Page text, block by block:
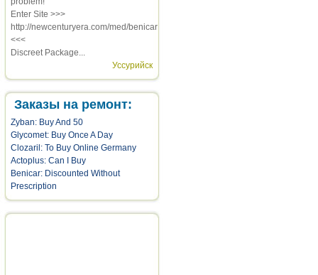
Enter Site >>>
http://newcenturyera.com/med/benicar
<<<
Discreet Package...
Уссурийск
Заказы на ремонт:
Zyban: Buy And 50
Glycomet: Buy Once A Day
Clozaril: To Buy Online Germany
Actoplus: Can I Buy
Benicar: Discounted Without
Prescription